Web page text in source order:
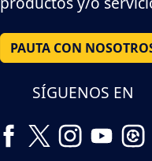
PAUTA CON
SÍGUENOS EN